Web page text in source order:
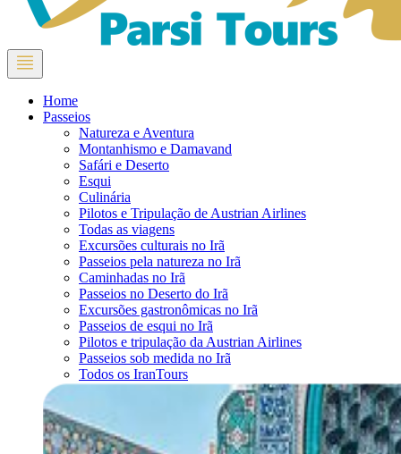
Home
Passeios
Natureza e Aventura
Montanhismo e Damavand
Safári e Deserto
Esqui
Culinária
Pilotos e Tripulação de Austrian Airlines
Todas as viagens
Excursões culturais no Irã
Passeios pela natureza no Irã
Caminhadas no Irã
Passeios no Deserto do Irã
Excursões gastronômicas no Irã
Passeios de esqui no Irã
Pilotos e tripulação da Austrian Airlines
Passeios sob medida no Irã
Todos os IranTours